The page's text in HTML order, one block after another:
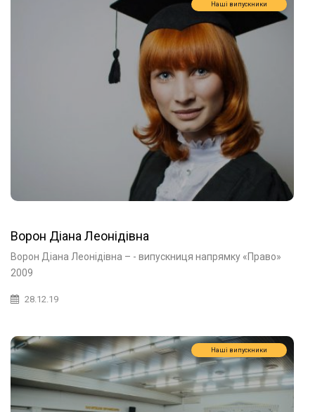
Наші випускники
Ворон Діана Леонідівна
Ворон Діана Леонідівна – - випускниця напрямку «Право»
2009
28.12.19
Наші випускники